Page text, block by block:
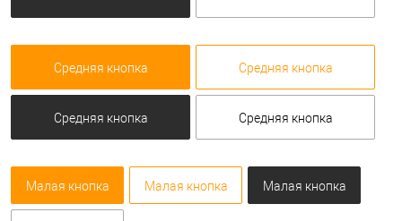
Средняя кнопка Средняя кнопка
Средняя кнопка Средняя кнопка
Малая кнопка Малая кнопка Малая кнопка